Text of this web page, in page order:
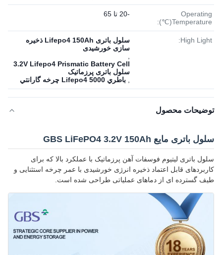
Operating
Temperature(℃):
-20 تا 65
High Light:
سلول باتری Lifepo4 150Ah ذخیره
سازی خورشیدی
3.2V Lifepo4 Prismatic Battery Cell
سلول باتری پرزماتیک
باطري Lifepo4 5000 چرخه گارانتي
توضیحات محصول
سلول باتری مایع GBS LiFePO4 3.2V 150Ah
سلول باتری لیتیوم فوسفات آهن پرزماتیک با عملکرد بالا که برای
کاربردهای قابل اعتماد ذخیره انرژی خورشیدی با عمر چرخه استثنایی و
طیف گسترده ای از دماهای عملیاتی طراحی شده است.